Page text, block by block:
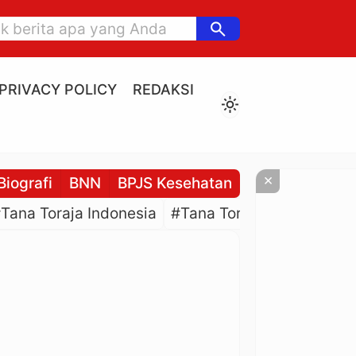
search
PRIVACY POLICY
REDAKSI
light_mode
BNN BPJS Kesehatan BPJS
Toraja Indonesia #Tana Toraja Culture
×